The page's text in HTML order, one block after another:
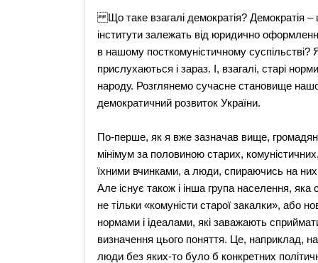
Що таке взагалі демократія? Демократія –
інститути залежать від юридично
в нашому посткомуністичному
прислухаються і зараз. І, взагалі, старі
народу. Розглянемо сучасне становище
демократичний розвиток України.
По-перше, як я вже зазначав вище,
мінімум за половиною старих,
їхними вчинками, а люди, спираючись на них,
Але існує також і інша група населення,
не тільки «комуністи старої закалки», або
нормами і ідеалами, які заважають
визначення цього поняття. Це, наприклад,
люди без яких-то було б конкретних